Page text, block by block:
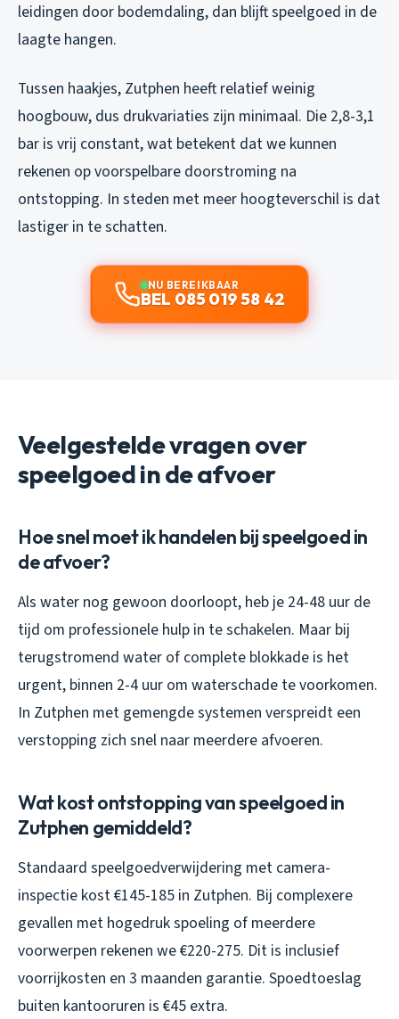
leidingen door bodemdaling, dan blijft speelgoed in de
laagte hangen.
Tussen haakjes, Zutphen heeft relatief weinig
hoogbouw, dus drukvariaties zijn minimaal. Die 2,8-3,1
bar is vrij constant, wat betekent dat we kunnen
rekenen op voorspelbare doorstroming na
ontstopping. In steden met meer hoogteverschil is dat
lastiger in te schatten.
NU BEREIKBAAR
BEL 085 019 58 42
Veelgestelde vragen over
speelgoed in de afvoer
Hoe snel moet ik handelen bij speelgoed in
de afvoer?
Als water nog gewoon doorloopt, heb je 24-48 uur de
tijd om professionele hulp in te schakelen. Maar bij
terugstromend water of complete blokkade is het
urgent, binnen 2-4 uur om waterschade te voorkomen.
In Zutphen met gemengde systemen verspreidt een
verstopping zich snel naar meerdere afvoeren.
Wat kost ontstopping van speelgoed in
Zutphen gemiddeld?
Standaard speelgoedverwijdering met camera-
inspectie kost €145-185 in Zutphen. Bij complexere
gevallen met hogedruk spoeling of meerdere
voorwerpen rekenen we €220-275. Dit is inclusief
voorrijkosten en 3 maanden garantie. Spoedtoeslag
buiten kantooruren is €45 extra.